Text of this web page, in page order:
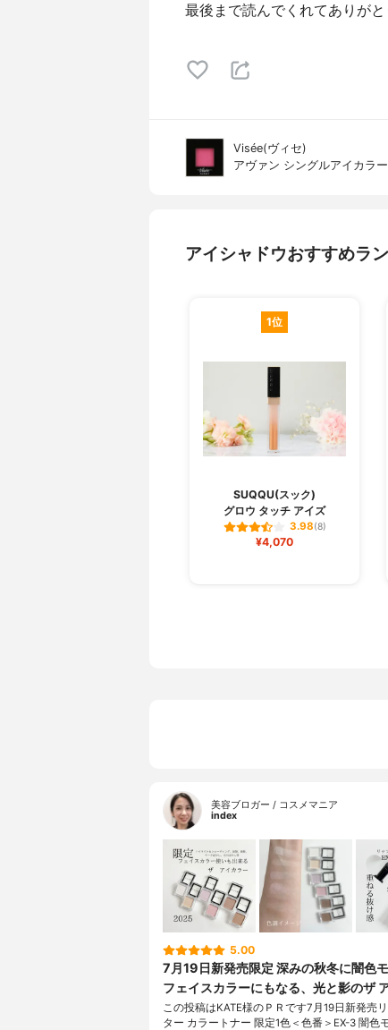
最後まで読んでくれてありがと
Visée(ヴィセ)
アヴァン シングルアイカラー
アイシャドウおすすめラ
1位
SUQQU(スック)
グロウ タッチ アイズ
3.98(8)
¥4,070
美容ブロガー / コスメマニア
index
5.00
7月19日新発売限定 深みの秋冬に闇色
フェイスカラーにもなる、光と影のザ
この投稿はKATE様のＰＲです7月19日新発売
ター カラートナー 限定1色＜色番＞EX-3 闇色